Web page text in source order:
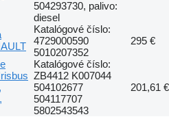
504293730, palivo:
diesel
Katalógové číslo:
4729000590
5010207352
295 €
Katalógové číslo:
ZB4412 K007044
504102677
504117707
5802543543
201,61 €